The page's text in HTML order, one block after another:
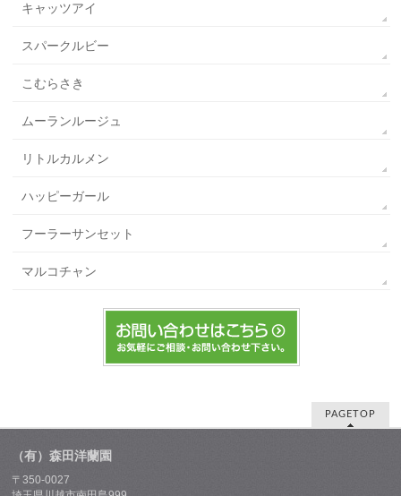
キャッツアイ
スパークルビー
こむらさき
ムーランルージュ
リトルカルメン
ハッピーガール
フーラーサンセット
マルコチャン
PAGETOP
（有）森田洋蘭園
〒350-0027